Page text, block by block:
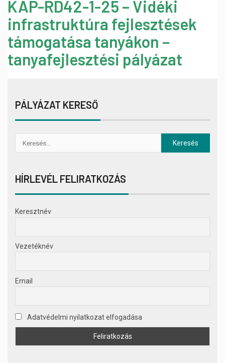
KAP-RD42-1-25 – Vidéki
infrastruktúra fejlesztések
támogatása tanyákon –
tanyafejlesztési pályázat
PÁLYÁZAT KERESŐ
HÍRLEVÉL FELIRATKOZÁS
Keresztnév
Vezetéknév
Email
Adatvédelmi nyilatkozat elfogadása